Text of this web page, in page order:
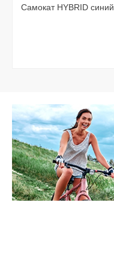
Самокат HYBRID синий